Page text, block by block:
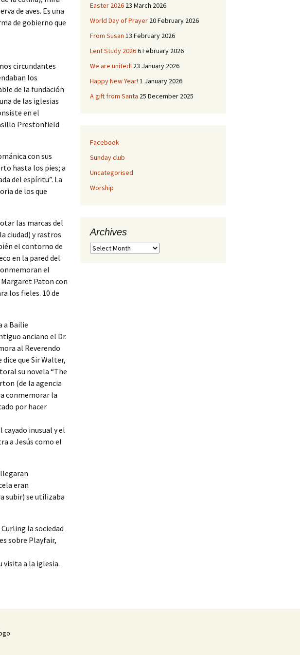
Vacancies
History & Buildings L’Église de Duddingston
Duddingston Kirche
de aves. Es una
de gobierno que
circundantes
los
de la fundación
de las iglesias
en el
Prestonfield
con sus
hasta los pies; a
del espíritu”. La
de los que
las marcas del
ciudad) y rastros
el contorno de
en la pared del
el
Paton con
los fieles. 10 de
a Bailie
anciano el Dr.
al Reverendo
que Sir Walter,
su novela “The
(de la agencia
conmemorar la
por hacer
cayado inusual y el
a Jesús como el
eran
subir) se utilizaba
la sociedad
sobre Playfair,
visita a la iglesia.
Easter 2026 23 March 2026
World Day of Prayer 20 February 2026
From Susan 13 February 2026
Lent Study 20266 February 2026
We are united! 23 January 2026
Happy New Year! 1 January 2026
A gift from Santa 25 December 2025
Facebook
Sunday club
Uncategorised
Worship
Archives
Archives